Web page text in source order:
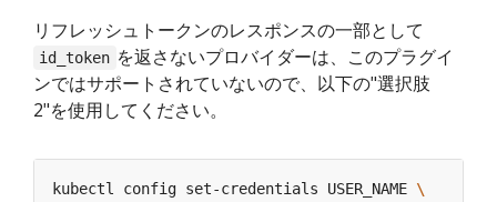
リフレッシュトークンのレスポンスの一部として
id_token を返さないプロバイダーは、このプラグイ
ンではサポートされていないので、以下の"選択肢
2"を使用してください。
kubectl config set-credentials USER_NAME